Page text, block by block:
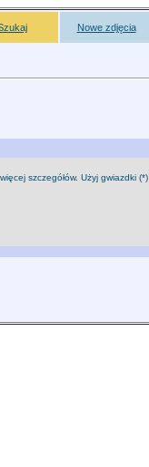
Nowe zdjęcia
szczegółów. Użyj gwiazdki